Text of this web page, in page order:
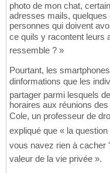
photo de mon chat,
adresses mails, quelques
personnes qui doivent
ce quils y racontent
ressemble ? »
Pourtant, les
dinformations que les
partager parmi lesquels
horaires aux réunions
Cole, un professeur de
expliqué que « la question
vous navez rien à cacher
valeur de la vie privée ».